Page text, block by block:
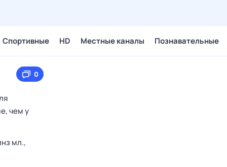
Спортивные HD Местные каналы Познавательные
0
чем у
мл.,